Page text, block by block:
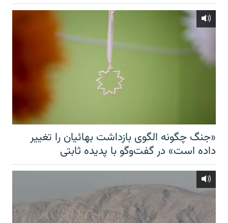
«جنگ چگونه الگوی بازداشت بهائیان را تغییر
داده است» در گفت‌وگو با پدیده ثابتی